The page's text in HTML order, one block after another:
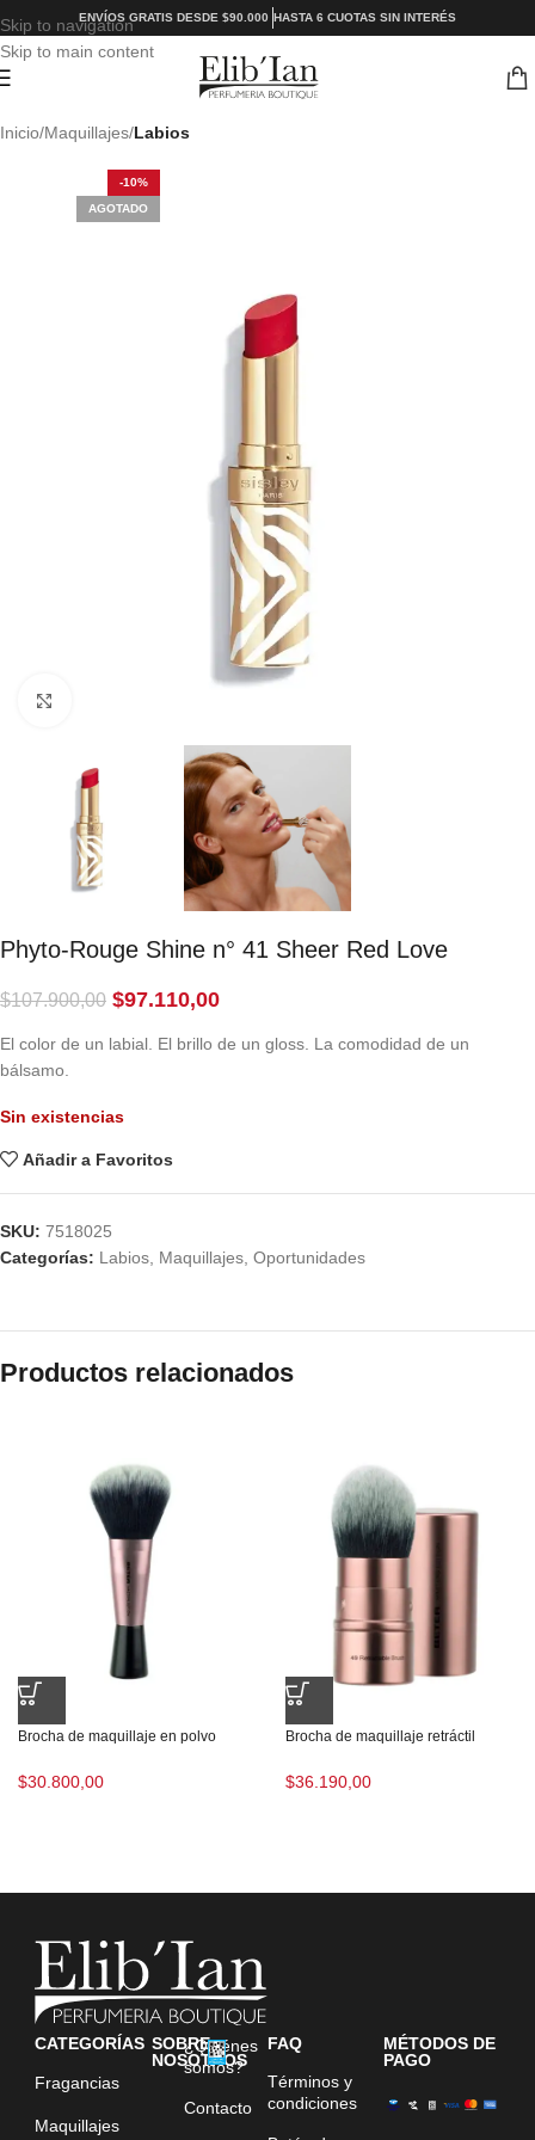
Skip to navigation
Skip to main content
ENVÍOS GRATIS DESDE $90.000 HASTA 6 CUOTAS SIN INTERÉS
Inicio Maquillajes Labios
-10%
AGOTADO
Phyto-Rouge Shine n° 41 Sheer Red Love
$107.900,00 $97.110,00
El color de un labial. El brillo de un gloss. La comodidad de un
bálsamo.
Sin existencias
Añadir a Favoritos
SKU: 7518025
Categorías: Labios, Maquillajes, Oportunidades
Productos relacionados
Brocha de maquillaje en polvo
$30.800,00
Brocha de maquillaje retráctil
$36.190,00
CATEGORÍAS
Fragancias
Maquillajes
SOBRE
NOSOTROS
¿Quiénes
somos?
Contacto
FAQ
Términos y
condiciones
MÉTODOS DE
PAGO